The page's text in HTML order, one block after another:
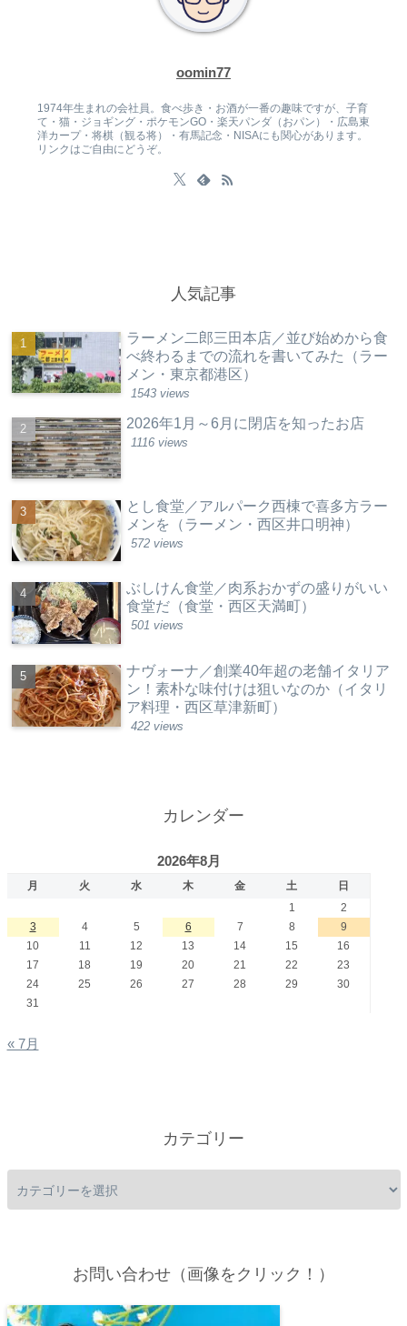
oomin77
1974年生まれの会社員。食べ歩き・お酒が一番の趣味ですが、子育
て・猫・ジョギング・ポケモンGO・楽天パンダ（おパン）・広島東
洋カープ・将棋（観る将）・有馬記念・NISAにも関心があります。
リンクはご自由にどうぞ。
人気記事
ラーメン二郎三田本店／並び始めから食
べ終わるまでの流れを書いてみた（ラー
メン・東京都港区）
1543 views
2026年1月～6月に閉店を知ったお店
1116 views
とし食堂／アルパーク西棟で喜多方ラー
メンを（ラーメン・西区井口明神）
572 views
ぶしけん食堂／肉系おかずの盛りがいい
食堂だ（食堂・西区天満町）
501 views
ナヴォーナ／創業40年超の老舗イタリア
ン！素朴な味付けは狙いなのか（イタリ
ア料理・西区草津新町）
422 views
カレンダー
2026年8月
月 火 水 木 金 土
日
1
2
3
4 5 6 7 8
9
10
11 12 13 14 15
16
17
18 19 20 21 22
23
24
25 26 27 28 29
30
31
« 7月
カテゴリー
お問い合わせ（画像をクリック！）